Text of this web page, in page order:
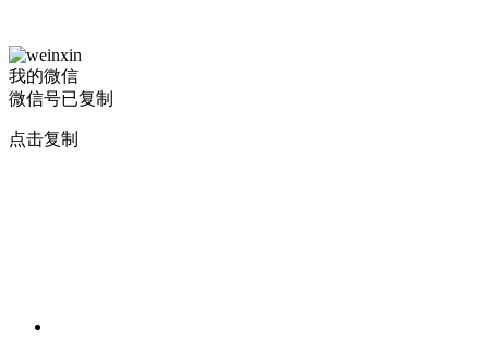
我的微信
微信号已复制
点击复制